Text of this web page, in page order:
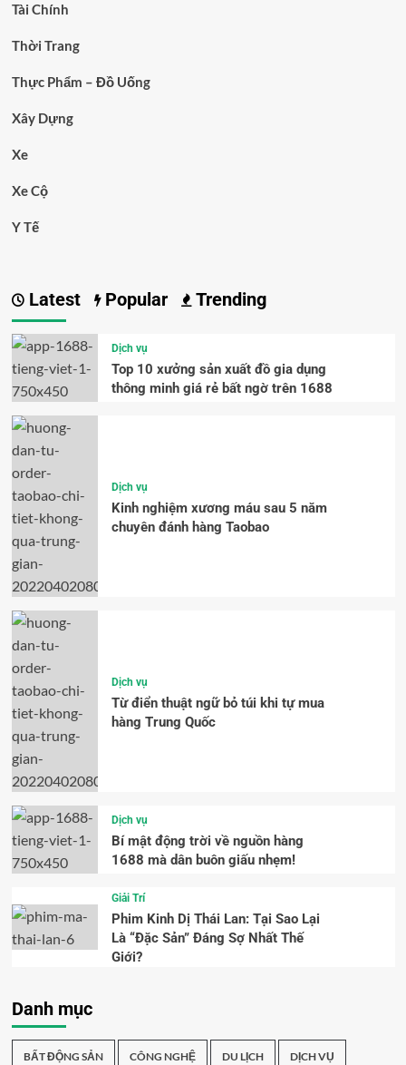
Tài Chính
Thời Trang
Thực Phẩm – Đồ Uống
Xây Dựng
Xe
Xe Cộ
Y Tế
Latest Popular Trending
Dịch vụ
Top 10 xưởng sản xuất đồ gia dụng
thông minh giá rẻ bất ngờ trên 1688
Dịch vụ
Kinh nghiệm xương máu sau 5 năm
chuyên đánh hàng Taobao
Dịch vụ
Từ điển thuật ngữ bỏ túi khi tự mua
hàng Trung Quốc
Dịch vụ
Bí mật động trời về nguồn hàng
1688 mà dân buôn giấu nhẹm!
Giải Trí
Phim Kinh Dị Thái Lan: Tại Sao Lại
Là “Đặc Sản” Đáng Sợ Nhất Thế
Giới?
Danh mục
BẤT ĐỘNG SẢN CÔNG NGHỆ DU LỊCH DỊCH VỤ